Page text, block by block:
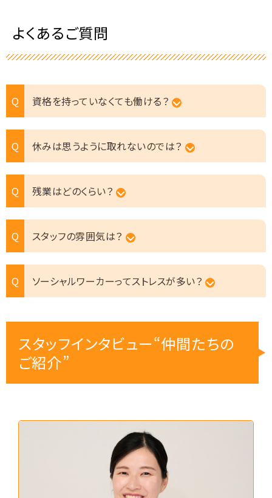
よくあるご質問
資格を持っていなくても働ける？
休みは思うように取れないのでは？
残業はどのくらい？
スタッフの雰囲気は？
ソーシャルワーカーってストレスが多い？
スタッフインタビュー“仲間たちの
ご紹介”